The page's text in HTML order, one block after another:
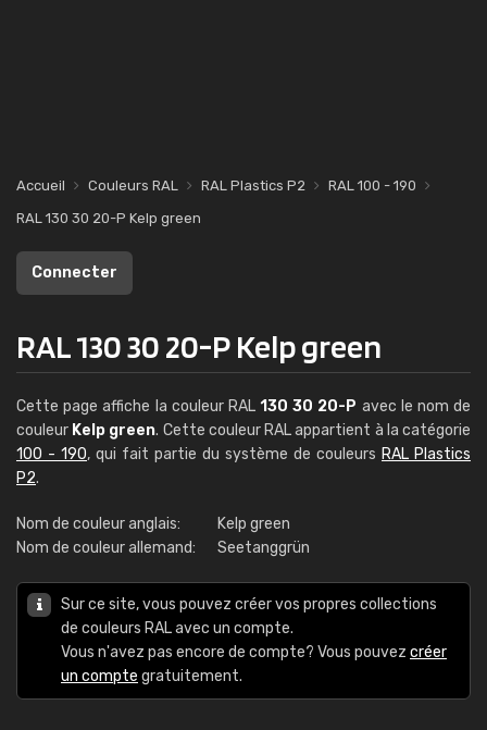
Accueil Couleurs RAL RAL Plastics P2
RAL 100 - 190
RAL 130 30 20-P Kelp green
Connecter
RAL 130 30 20-P Kelp green
Cette page affiche la couleur RAL 130 30 20-P avec le nom de
couleur Kelp green. Cette couleur RAL appartient à la catégorie
100 - 190, qui fait partie du système de couleurs RAL Plastics
P2.
Nom de couleur anglais:
Kelp green
Nom de couleur allemand:
Seetanggrün
Sur ce site, vous pouvez créer vos propres collections
de couleurs RAL avec un compte.
Vous n'avez pas encore de compte? Vous pouvez créer
un compte gratuitement.